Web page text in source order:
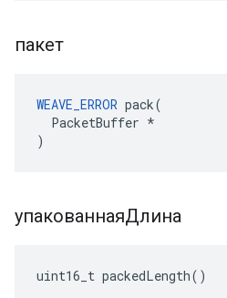
пакет
WEAVE_ERROR pack(
  PacketBuffer *
)
упакованнаяДлина
uint16_t packedLength()